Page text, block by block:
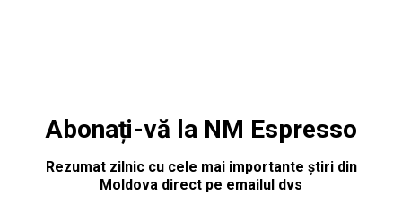
Abonați-vă la NM Espresso
Rezumat zilnic cu cele mai importante știri din
Moldova direct pe emailul dvs